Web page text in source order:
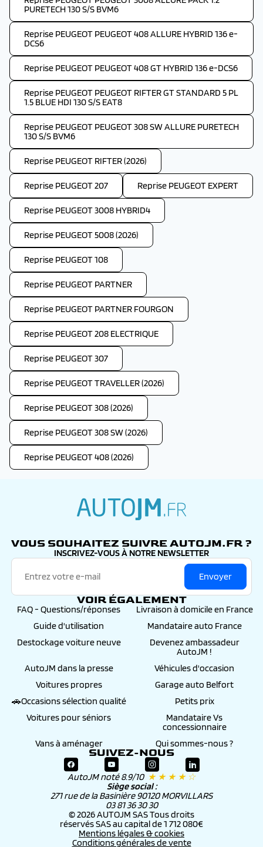
PURETECH 130 S/S BVM6
Reprise PEUGEOT PEUGEOT 408 ALLURE HYBRID 136 e-
DCS6
Reprise PEUGEOT PEUGEOT 408 GT HYBRID 136 e-DCS6
Reprise PEUGEOT PEUGEOT RIFTER GT STANDARD 5 PL
1.5 BLUE HDI 130 S/S EAT8
Reprise PEUGEOT PEUGEOT 308 SW ALLURE PURETECH
130 S/S BVM6
Reprise PEUGEOT RIFTER (2026)
Reprise PEUGEOT 207 Reprise PEUGEOT EXPERT
Reprise PEUGEOT 3008 HYBRID4
Reprise PEUGEOT 5008 (2026)
Reprise PEUGEOT 108
Reprise PEUGEOT PARTNER
Reprise PEUGEOT PARTNER FOURGON
Reprise PEUGEOT 208 ELECTRIQUE
Reprise PEUGEOT 307
Reprise PEUGEOT TRAVELLER (2026)
Reprise PEUGEOT 308 (2026)
Reprise PEUGEOT 308 SW (2026)
Reprise PEUGEOT 408 (2026)
VOUS SOUHAITEZ SUIVRE AUTOJM.FR ?
INSCRIVEZ-VOUS À NOTRE NEWSLETTER
Envoyer
VOIR ÉGALEMENT
FAQ - Questions/réponses
Livraison à domicile en France
Guide d'utilisation
Mandataire auto France
Destockage voiture neuve
Devenez ambassadeur
AutoJM !
AutoJM dans la presse
Véhicules d'occasion
Voitures propres
Garage auto Belfort
🚗Occasions sélection qualité
Petits prix
Voitures pour séniors
Mandataire Vs
concessionnaire
Vans à aménager
Qui sommes-nous ?
SUIVEZ-NOUS
AutoJM noté 8.9/10 ★ ★ ★ ★ ☆
Siège social :
271 rue de la Basinière 90120 MORVILLARS
03 81 36 30 30
© 2026 AUTOJM SAS Tous droits
réservés SAS au capital de 1 712 080€
Mentions légales & cookies
Conditions générales de vente